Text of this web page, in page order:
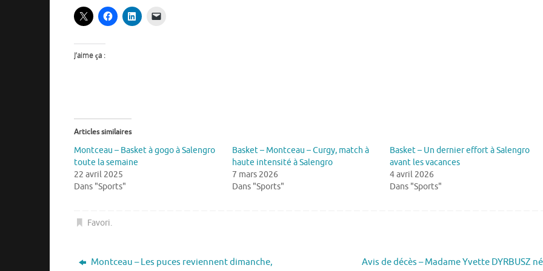
J’aime ça :
Articles similaires
Montceau – Basket à gogo à Salengro
toute la semaine
22 avril 2025
Dans "Sports"
Basket – Montceau – Curgy, match à
haute intensité à Salengro
7 mars 2026
Dans "Sports"
Basket – Un dernier effort à Salengro
avant les vacances
4 avril 2026
Dans "Sports"
Favori.
Montceau – Les puces reviennent dimanche,
Avis de décès – Madame Yvette DYRBUSZ